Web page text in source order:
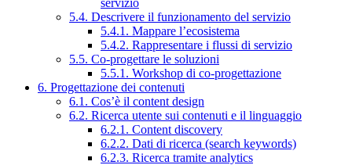
servizio
5.4. Descrivere il funzionamento del servizio
5.4.1. Mappare l’ecosistema
5.4.2. Rappresentare i flussi di servizio
5.5. Co-progettare le soluzioni
5.5.1. Workshop di co-progettazione
6. Progettazione dei contenuti
6.1. Cos’è il content design
6.2. Ricerca utente sui contenuti e il linguaggio
6.2.1. Content discovery
6.2.2. Dati di ricerca (search keywords)
6.2.3. Ricerca tramite analytics